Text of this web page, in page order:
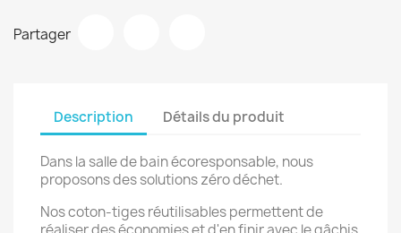
Partager
Description Détails du produit
Dans la salle de bain écoresponsable, nous
proposons des solutions zéro déchet.
Nos coton-tiges réutilisables permettent de